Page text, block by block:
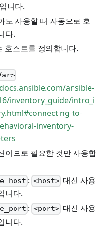
니다.
도 사용할 때 자동으로 호
다.
호스트를 정의합니다.
ansible-
inventory_guide/intro_i
to-
inventory-
이므로 필요한 것만 사용합
: <host>대신 사용
니다.
: <port>대신 사용
니다.